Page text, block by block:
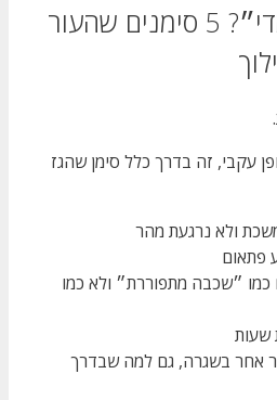
כמה זה ״יותר מדי״? 5 סימנים שהעור
עקבי, זה בדרך כלל סימן שהגז
ולא נרגעת מהר
פתאום
כמו ״שכבה מתפוררת״ ולא כמו
שעות
אחר בשגרה, גם למה שבדרך